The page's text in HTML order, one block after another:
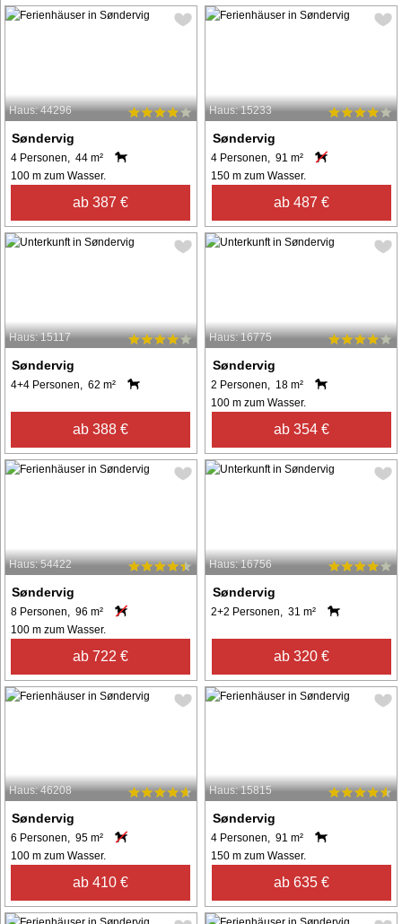
Haus: 44296
Søndervig
4 Personen, 44 m²
100 m zum Wasser.
ab 387 €
Haus: 15233
Søndervig
4 Personen, 91 m²
150 m zum Wasser.
ab 487 €
Haus: 15117
Søndervig
4+4 Personen, 62 m²
ab 388 €
Haus: 16775
Søndervig
2 Personen, 18 m²
100 m zum Wasser.
ab 354 €
Haus: 54422
Søndervig
8 Personen, 96 m²
100 m zum Wasser.
ab 722 €
Haus: 16756
Søndervig
2+2 Personen, 31 m²
ab 320 €
Haus: 46208
Søndervig
6 Personen, 95 m²
100 m zum Wasser.
ab 410 €
Haus: 15815
Søndervig
4 Personen, 91 m²
150 m zum Wasser.
ab 635 €